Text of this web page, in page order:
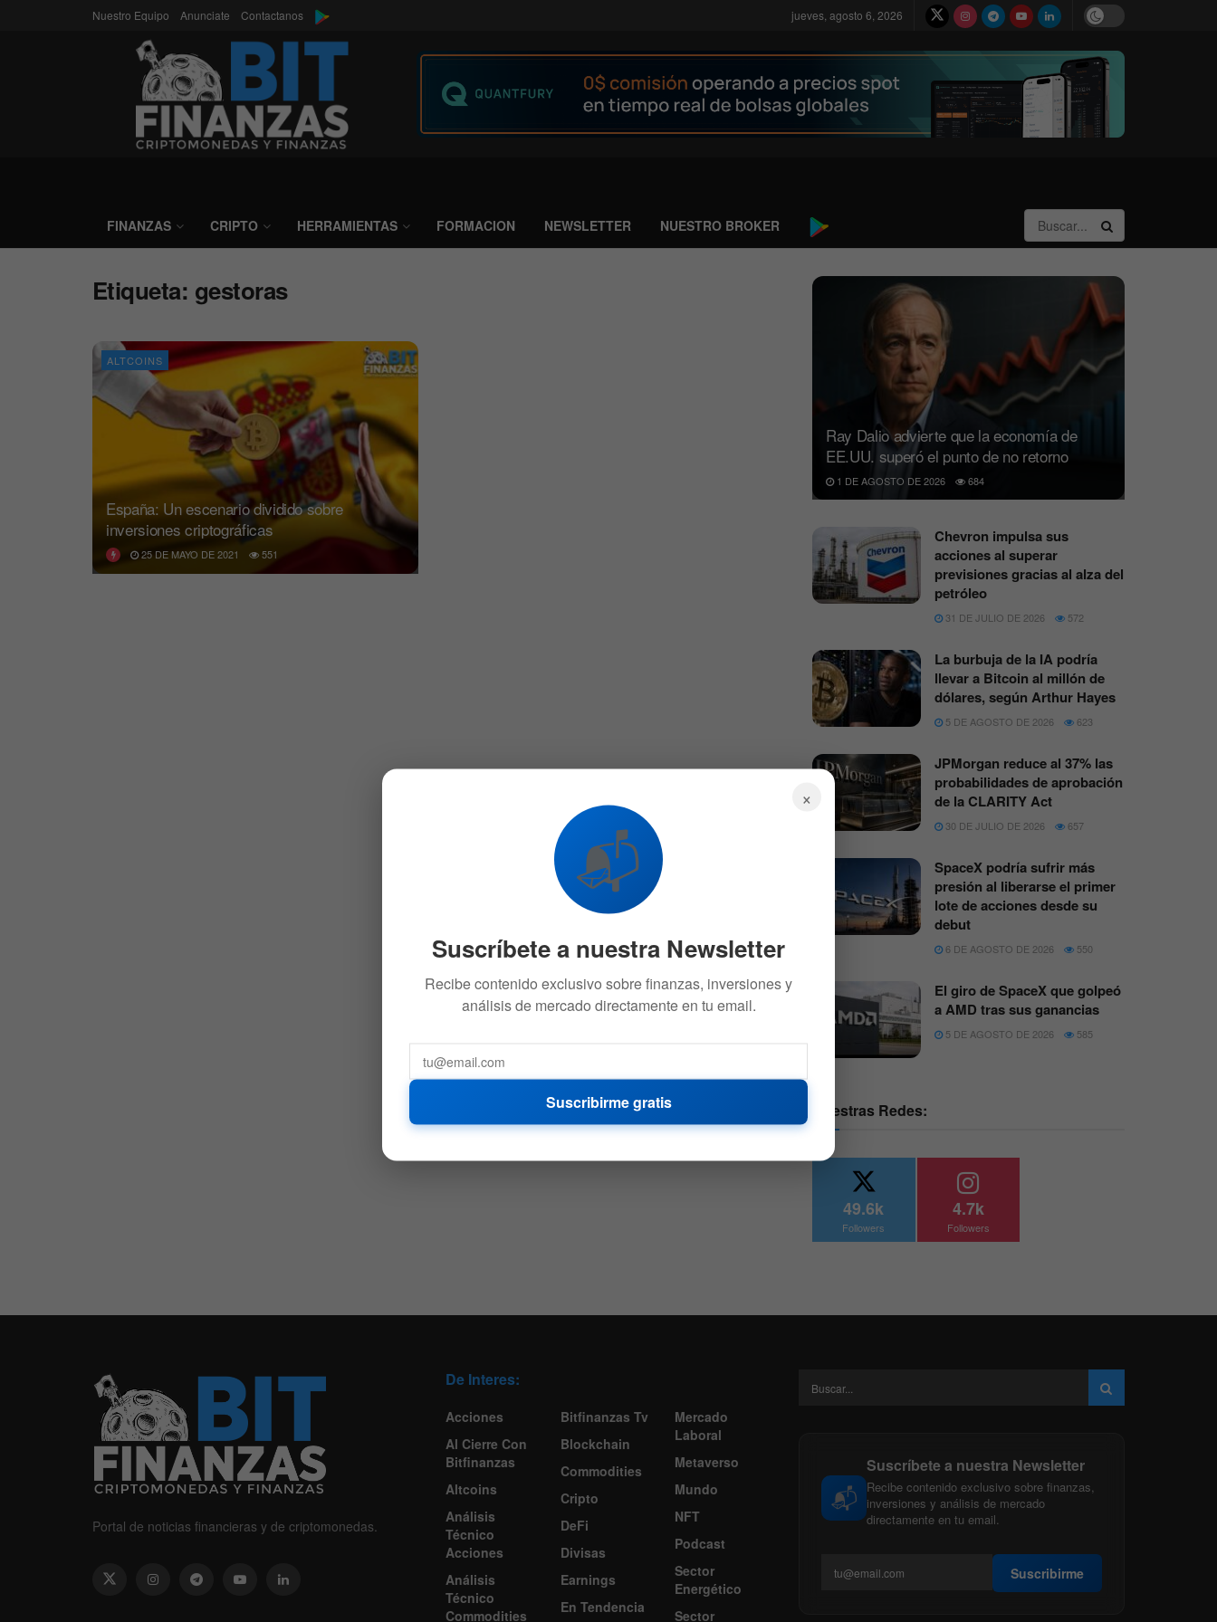
Nuestro Equipo Anunciate Contactanos jueves, agosto 6, 2026
FINANZAS CRIPTO HERRAMIENTAS FORMACION NEWSLETTER NUESTRO BROKER
Etiqueta: gestoras
ALTCOINS
España: Un escenario dividido sobre
inversiones criptográficas
25 DE MAYO DE 2021 551
Ray Dalio advierte que la economía de
EE.UU. superó el punto de no retorno
1 DE AGOSTO DE 2026 684
Chevron impulsa sus
acciones al superar
previsiones gracias al alza del
petróleo
31 DE JULIO DE 2026 572
La burbuja de la IA podría
llevar a Bitcoin al millón de
dólares, según Arthur Hayes
5 DE AGOSTO DE 2026 623
JPMorgan reduce al 37% las
probabilidades de aprobación
de la CLARITY Act
30 DE JULIO DE 2026 657
SpaceX podría sufrir más
presión al liberarse el primer
lote de acciones desde su
debut
6 DE AGOSTO DE 2026 550
El giro de SpaceX que golpeó
a AMD tras sus ganancias
5 DE AGOSTO DE 2026 585
Nuestras Redes:
49.6k
Followers
4.7k
Followers
Portal de noticias financieras y de criptomonedas.
De Interes:
Acciones
Al Cierre Con
Bitfinanzas
Altcoins
Análisis
Técnico
Acciones
Análisis
Técnico
Commodities
Bitfinanzas Tv
Blockchain
Commodities
Cripto
DeFi
Divisas
Earnings
En Tendencia
Mercado
Laboral
Metaverso
Mundo
NFT
Podcast
Sector
Energético
Sector
📬
Suscríbete a nuestra Newsletter
Recibe contenido exclusivo sobre finanzas,
inversiones y análisis de mercado
directamente en tu email.
Suscribirme
×
📬
Suscríbete a nuestra Newsletter
Recibe contenido exclusivo sobre finanzas, inversiones y
análisis de mercado directamente en tu email.
Suscribirme gratis